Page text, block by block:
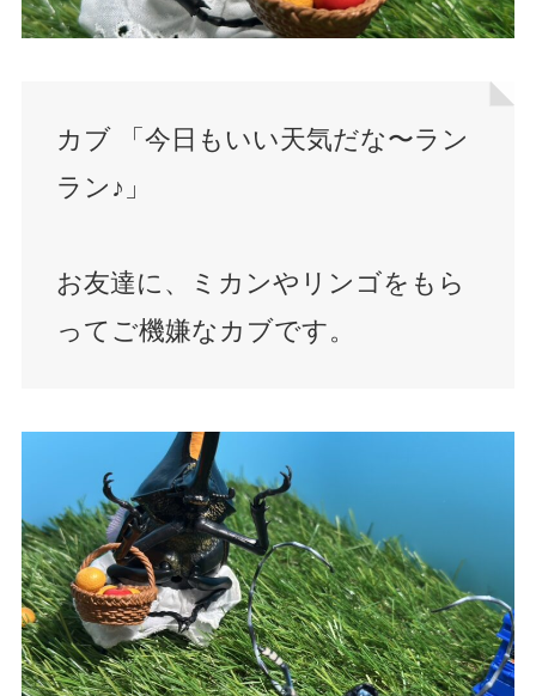
カブ 「今日もいい天気だな〜ラン
ラン♪」
お友達に、ミカンやリンゴをもら
ってご機嫌なカブです。